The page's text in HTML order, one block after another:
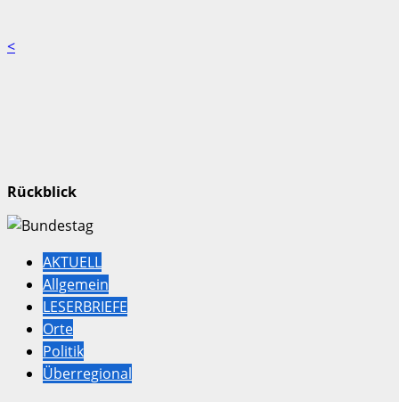
<
Rückblick
AKTUELL
Allgemein
LESERBRIEFE
Orte
Politik
Überregional